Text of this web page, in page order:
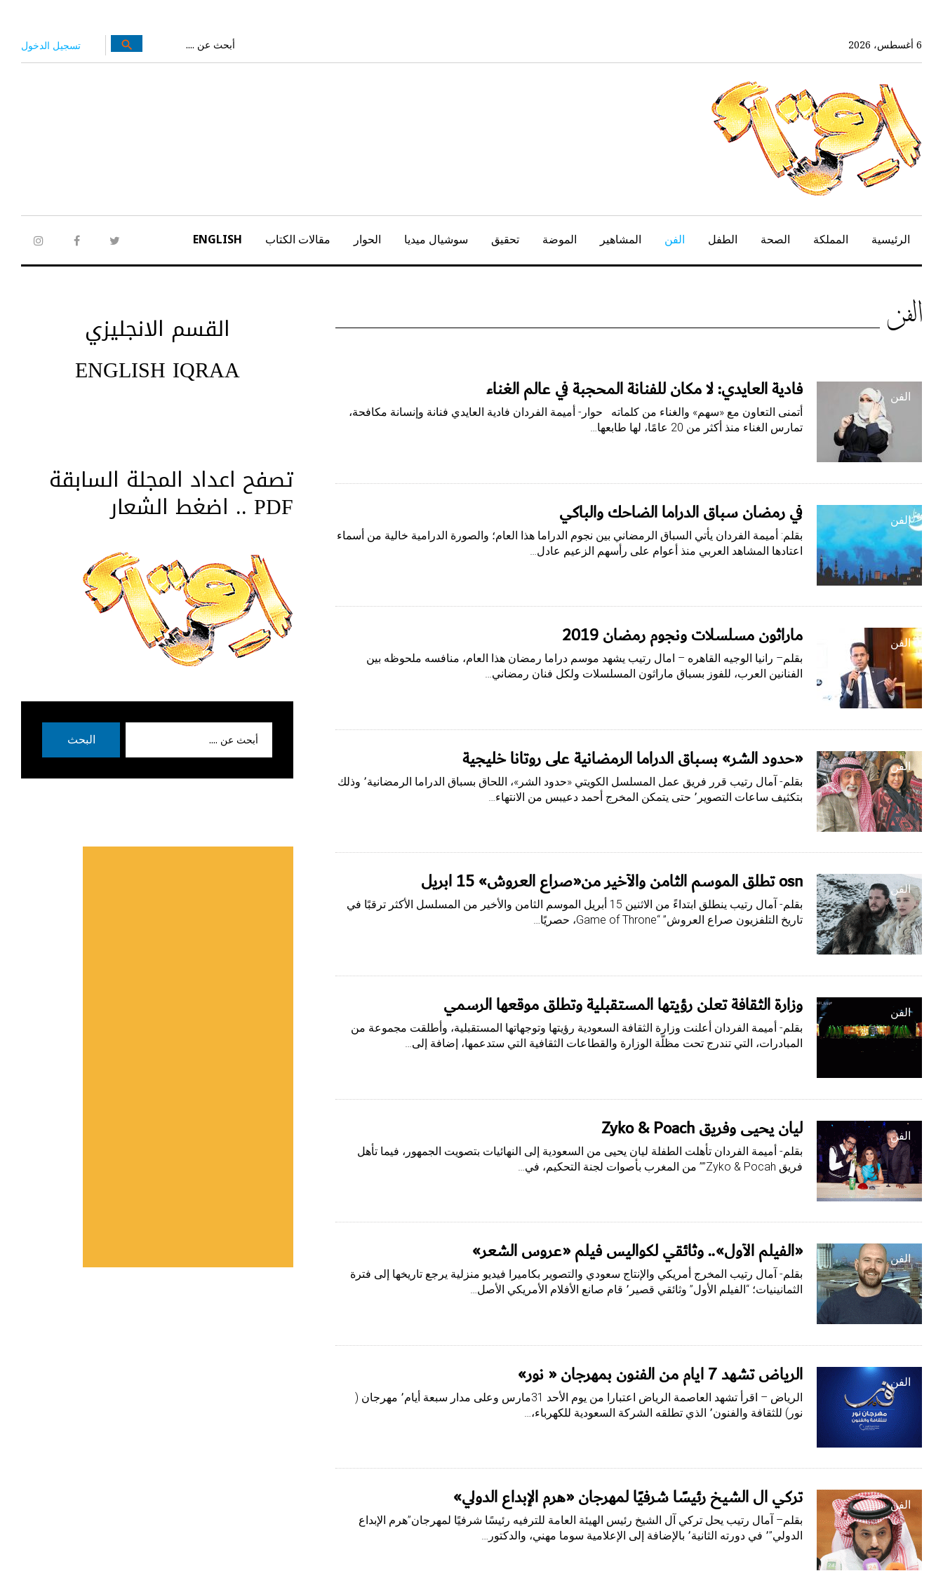
المحتوى
الرئيسي
6 أغسطس، 2026 تسجيل الدخول
عن:
search
twitter
facebook
الرئيسية المملكة الصحة الطفل الفن المشاهير الموضة تحقيق سوشيال ميديا الحوار مقالات الكتاب ENGLISH
التصنيف:
الفن
الفن فادية العايدي: لا مكان للفنانة المحجبة في عالم الغناء
أتمنى التعاون مع «سهم» والغناء من كلماته حوار- أميمة الفردان فادية العايدي فنانة وإنسانة مكافحة،
تمارس الغناء منذ أكثر من 20 عامًا، لها طابعها…
الفن في رمضان سباق الدراما الضاحك والباكي
بقلم: أميمة الفردان يأتي السباق الرمضاني بين نجوم الدراما هذا العام؛ والصورة الدرامية خالية من أسماء
اعتادها المشاهد العربي منذ أعوام على رأسهم الزعيم عادل…
الفن ماراثون مسلسلات ونجوم رمضان 2019
بقلم– رانيا الوجيه القاهره – امال رتيب يشهد موسم دراما رمضان هذا العام، منافسه ملحوظه بين
الفنانين العرب، للفوز بسباق ماراثون المسلسلات ولكل فنان رمضاني…
الفن «حدود الشر» بسباق الدراما الرمضانية على روتانا خليجية
بقلم- آمال رتيب قرر فريق عمل المسلسل الكويتي «حدود الشر»، اللحاق بسباق الدراما الرمضانية٬ وذلك
بتكثيف ساعات التصوير٬ حتى يتمكن المخرج أحمد دعيبس من الانتهاء…
الفن osn تطلق الموسم الثامن والأخير من«صراع العروش» 15 أبريل
بقلم- آمال رتيب ينطلق ابتداءً من الاثنين 15 أبريل الموسم الثامن والأخير من المسلسل الأكثر ترقبًا في
تاريخ التلفزيون صراع العروش” “Game of Throne، حصريًا…
الفن وزارة الثقافة تعلن رؤيتها المستقبلية وتطلق موقعها الرسمي
بقلم- أميمة الفردان أعلنت وزارة الثقافة السعودية رؤيتها وتوجهاتها المستقبلية، وأطلقت مجموعة من
المبادرات، التي تندرج تحت مظلّة الوزارة والقطاعات الثقافية التي ستدعمها، إضافة إلى…
الفن ليان يحيى وفريق Zyko & Poach
بقلم- أميمة الفردان تأهلت الطفلة ليان يحيى من السعودية إلى النهائيات بتصويت الجمهور، فيما تأهل
فريق Zyko & Pocah”” من المغرب بأصوات لجنة التحكيم، في…
الفن «الفيلم الأول».. وثائقي لكواليس فيلم «عروس الشعر»
بقلم- آمال رتيب المخرج أمريكي والإنتاج سعودي والتصوير بكاميرا فيديو منزلية يرجع تاريخها إلى فترة
الثمانينيات؛ “الفيلم الأول” وثائقي قصير٬ قام صانع الأفلام الأمريكي الأصل…
الفن الرياض تشهد 7 أيام من الفنون بمهرجان « نور»
الرياض – اقرأ تشهد العاصمة الرياض اعتبارا من يوم الأحد 31مارس وعلى مدار سبعة أيام٬ مهرجان (
نور) للثقافة والفنون٬ الذي تطلقه الشركة السعودية للكهرباء،…
الفن تركي آل الشيخ رئيسًا شرفيًا لمهرجان «هرم الإبداع الدولي»
بقلم– آمال رتيب يحل تركي آل الشيخ رئيس الهيئة العامة للترفيه رئيسًا شرفيًا لمهرجان”هرم الإبداع
الدولي”٬ في دورته الثانية٬ بالإضافة إلى الإعلامية سوما مهني، والدكتور…
القسم الانجليزي
ENGLISH IQRAA
تصفح اعداد المجلة السابقة
PDF .. اضغط الشعار
البحث